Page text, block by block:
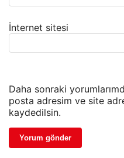
İnternet sitesi
Daha sonraki
posta adresim ve site
kaydedilsin.